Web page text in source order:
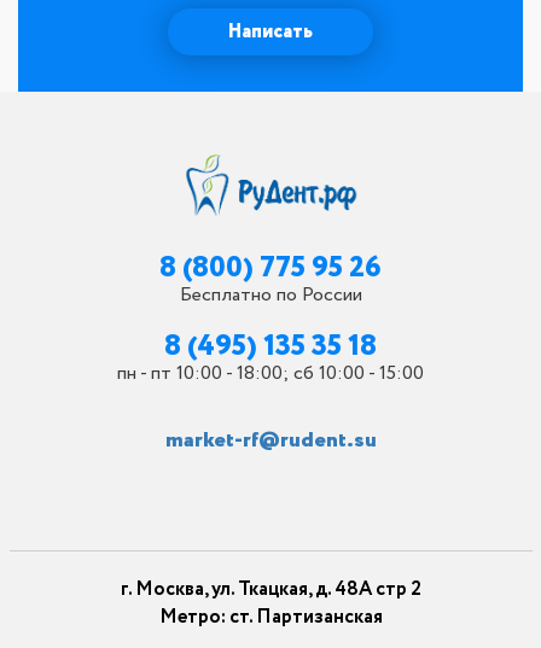
Написать
8 (800) 775 95 26
Бесплатно по России
8 (495) 135 35 18
пн - пт 10:00 - 18:00; сб 10:00 - 15:00
market-rf@rudent.su
г. Москва, ул. Ткацкая, д. 48А стр 2
Метро: ст. Партизанская